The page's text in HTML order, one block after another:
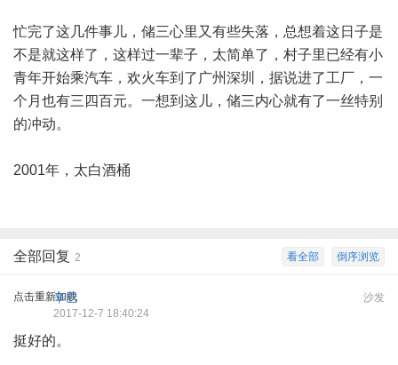
忙完了这几件事儿，储三心里又有些失落，总想着这日子是
不是就这样了，这样过一辈子，太简单了，村子里已经有小
青年开始乘汽车，欢火车到了广州深圳，据说进了工厂，一
个月也有三四百元。一想到这儿，储三内心就有了一丝特别
的冲动。
2001年，太白酒桶
倒序浏览
看全部
全部回复 2
点击重新加载 沙发
辛巴
2017-12-7 18:40:24
挺好的。